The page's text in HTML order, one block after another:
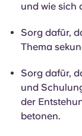
und wie sich
Sorg dafür,
Thema
Sorg dafür,
und
der
betonen.